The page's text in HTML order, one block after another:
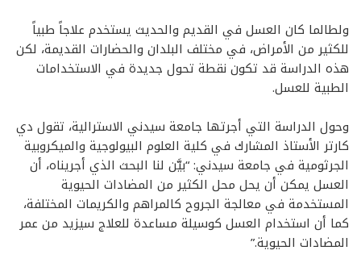
ولطالما كان العسل في القديم والحديث يستخدم علاجاً طبياً
للكثير من الأمراض، في مختلف البلدان والحضارات القديمة، لكن
هذه الدراسة قد تكون نقطة تحول جديدة في الاستخدامات
الطبية للعسل.
وحول الدراسة التي أجرتها جامعة سيدني الاسترالية، تقول دي
كارتر الأستاذ المشارك في كلية العلوم البيولوجية والميكروبية
الجرثومية في جامعة سيدني: “بيَّن لنا البحث الذي أجريناه، أن
العسل يمكن أن يحل محل الكثير من المضادات الحيوية
المستخدمة في معالجة الجروح كالمراهم والكريمات المختلفة،
كما أن استخدام العسل كوسيلة مساعدة للعلاج سيزيد من عمر
المضادات الحيوية.”